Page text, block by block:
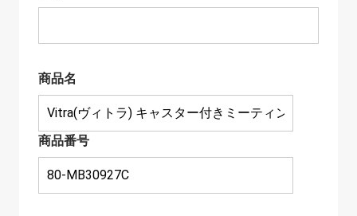
商品名
商品番号